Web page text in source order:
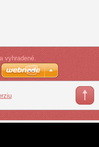
vyhradené.